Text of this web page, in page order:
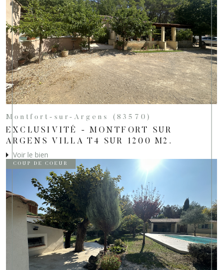
Montfort-sur-Argens (83570)
EXCLUSIVITÉ - MONTFORT SUR
ARGENS VILLA T4 SUR 1200 M2.
Voir le bien
COUP DE COEUR